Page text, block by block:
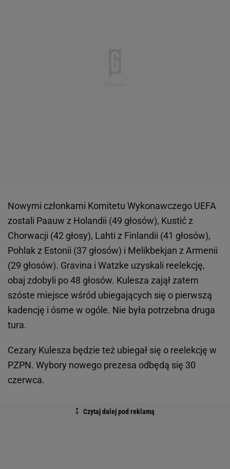
Nowymi członkami Komitetu Wykonawczego UEFA
zostali Paauw z Holandii (49 głosów), Kustić z
Chorwacji (42 głosy), Lahti z Finlandii (41 głosów),
Pohlak z Estonii (37 głosów) i Melikbekjan z Armenii
(29 głosów). Gravina i Watzke uzyskali reelekcję,
obaj zdobyli po 48 głosów. Kulesza zajął zatem
szóste miejsce wśród ubiegających się o pierwszą
kadencję i ósme w ogóle. Nie była potrzebna druga
tura.
Cezary Kulesza będzie też ubiegał się o reelekcję w
PZPN. Wybory nowego prezesa odbędą się 30
czerwca.